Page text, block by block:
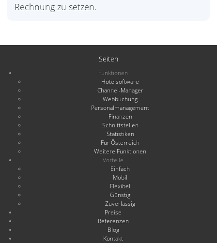
Rechnung zu setzen.
Seiten
Funktionen
Hotelsoftware
Channel-Manager
Webbuchung
Personalmanagement
Finanzen
Schnittstellen
Statistiken
Für Österreich
Weitere Funktionen
Vorteile
Einfach
Mobil
Flexibel
Günstig
Zuverlässig
Preise
Referenzen
Blog
Kontakt